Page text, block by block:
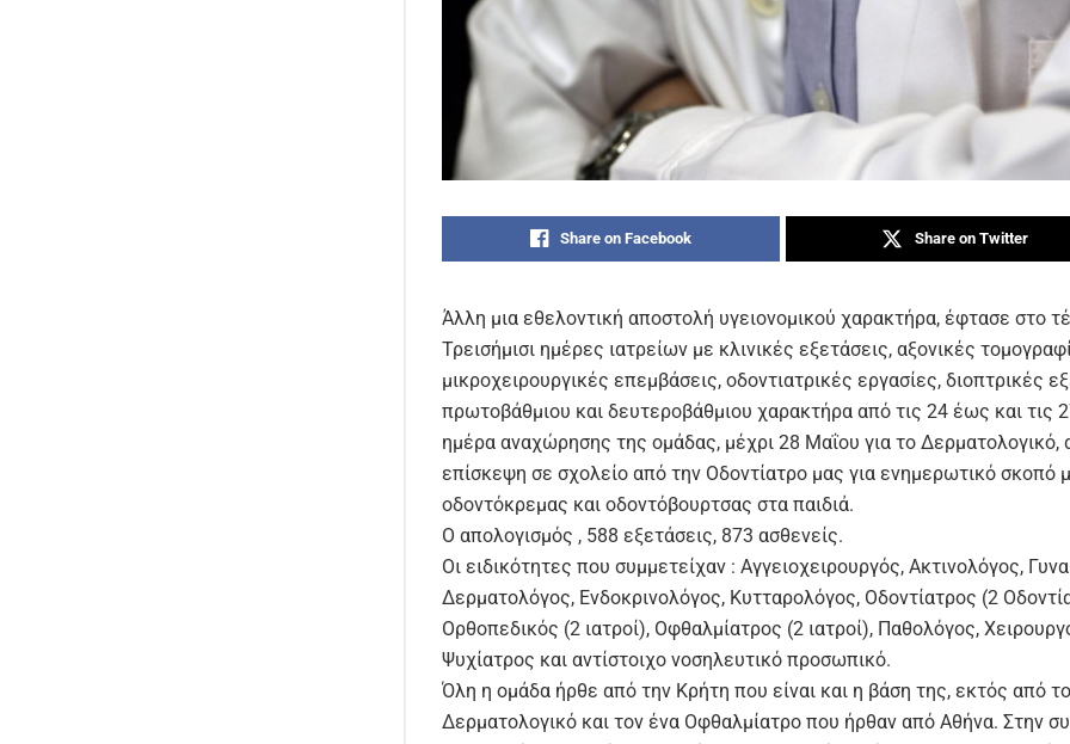
Share on Facebook Share on Twitter
Άλλη μια εθελοντική αποστολή υγειονομικού χαρακτήρα, έφτασε στο
Τρεισήμισι ημέρες ιατρείων με κλινικές εξετάσεις, αξονικές
μικροχειρουργικές επεμβάσεις, οδοντιατρικές εργασίες, διοπτρικές
πρωτοβάθμιου και δευτεροβάθμιου χαρακτήρα από τις 24 έως και τις
ημέρα αναχώρησης της ομάδας, μέχρι 28 Μαΐου για το Δερματολογικό,
επίσκεψη σε σχολείο από την Οδοντίατρο μας για ενημερωτικό σκοπό
οδοντόκρεμας και οδοντόβουρτσας στα παιδιά.
Ο απολογισμός , 588 εξετάσεις, 873 ασθενείς.
Οι ειδικότητες που συμμετείχαν : Αγγειοχειρουργός, Ακτινολόγος,
Δερματολόγος, Ενδοκρινολόγος, Κυτταρολόγος, Οδοντίατρος (2
Ορθοπεδικός (2 ιατροί), Οφθαλμίατρος (2 ιατροί), Παθολόγος,
Ψυχίατρος και αντίστοιχο νοσηλευτικό προσωπικό.
Όλη η ομάδα ήρθε από την Κρήτη που είναι και η βάση της, εκτός από το
Δερματολογικό και τον ένα Οφθαλμίατρο που ήρθαν από Αθήνα. Στην